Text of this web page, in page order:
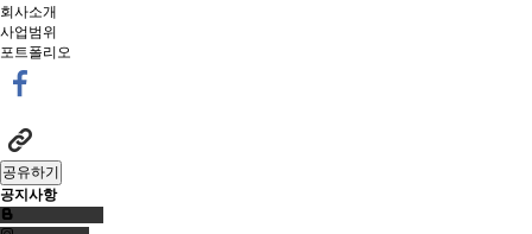
회사소개
사업범위
포트폴리오
공유하기
공지사항